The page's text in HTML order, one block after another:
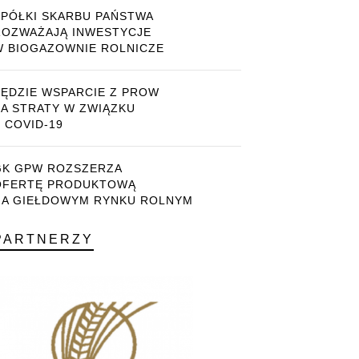
SKARBU PAŃSTWA
INWESTYCJE
BIOGAZOWNIE ROLNICZE
WSPARCIE Z PROW
STRATY W ZWIĄZKU
COVID-19
GPW ROZSZERZA
PRODUKTOWĄ
GIEŁDOWYM RYNKU ROLNYM